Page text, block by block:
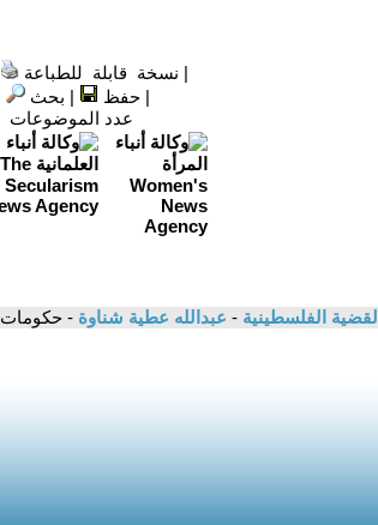
| نسخة قابلة للطباعة
|حفظ | بحث
عدد الموضوعات
القضية الفلسطينية - عبدالله عطية شناوة - حكومات